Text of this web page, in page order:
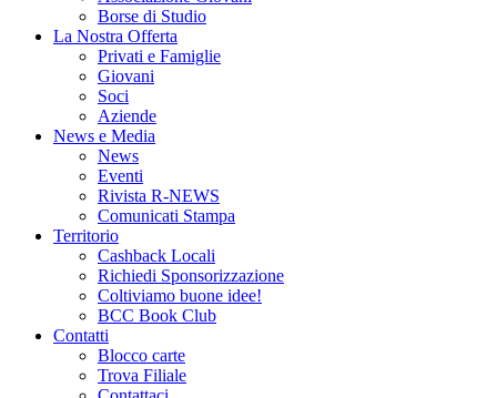
Borse di Studio
La Nostra Offerta
Privati e Famiglie
Giovani
Soci
Aziende
News e Media
News
Eventi
Rivista R-NEWS
Comunicati Stampa
Territorio
Cashback Locali
Richiedi Sponsorizzazione
Coltiviamo buone idee!
BCC Book Club
Contatti
Blocco carte
Trova Filiale